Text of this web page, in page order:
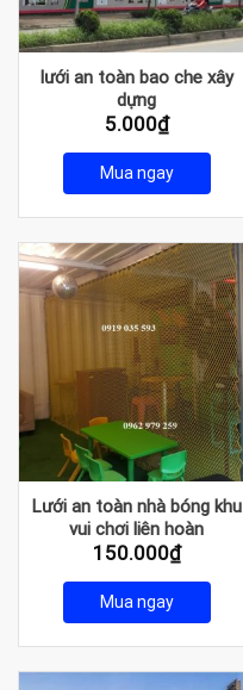
lưới an toàn bao che xây
dựng
5.000₫
Mua ngay
Lưới an toàn nhà bóng khu
vui chơi liên hoàn
150.000₫
Mua ngay